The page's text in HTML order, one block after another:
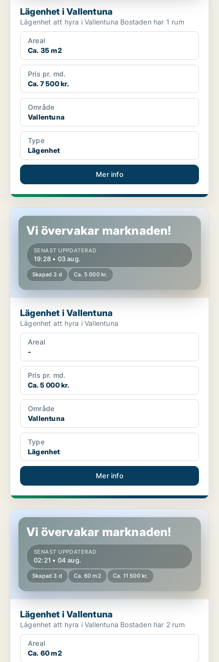
Lägenhet i Vallentuna
Lägenhet att hyra i Vallentuna Bostaden har 1 rum
Areal
Ca. 35 m2
Pris pr. md.
Ca. 7 500 kr.
Område
Vallentuna
Type
Lägenhet
Mer info
Lägenhet i Vallentuna
Vi övervakar marknaden!
SENAST UPPDATERAD
19:28 • 03 aug.
Skapad 3 d Ca. 5 000 kr.
Lägenhet i Vallentuna
Lägenhet att hyra i Vallentuna
Areal
-
Pris pr. md.
Ca. 5 000 kr.
Område
Vallentuna
Type
Lägenhet
Mer info
Lägenhet i Vallentuna
Vi övervakar marknaden!
SENAST UPPDATERAD
02:21 • 04 aug.
Skapad 3 d Ca. 60 m2 Ca. 11 500 kr.
Lägenhet i Vallentuna
Lägenhet att hyra i Vallentuna Bostaden har 2 rum
Areal
Ca. 60 m2